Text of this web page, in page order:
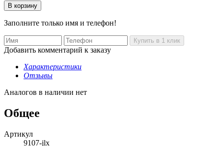
Заполните только имя и телефон!
Добавить комментарий к заказу
Характеристики
Отзывы
Аналогов в наличии нет
Общее
Артикул
9107-jlx